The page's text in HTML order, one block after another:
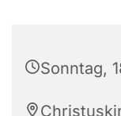
Sonntag,